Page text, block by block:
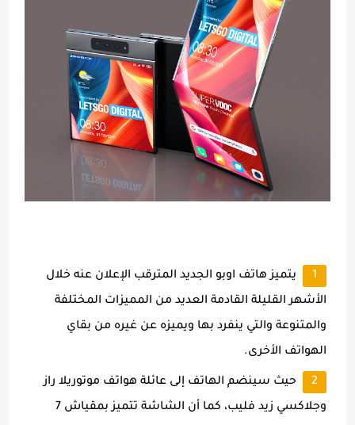
يتميز هاتف اوبو الجديد المترقب الإعلان عنه خلال
الأشهر القليلة القادمة العديد من المميزات المختلفة
والمتنوعة والتي ينفرد بها ويميزه عن غيره من بقاي
الهواتف الأخرى.
حيث سينضم الهاتف إلى عائلة هواتف موتوريلا راز
وجلاكسي زيد فليب، كما أن الشاشة تتميز بمقياش 7